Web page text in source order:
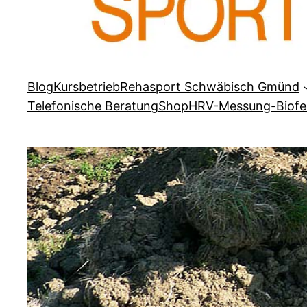
BlogKursbetriebRehasport Schwäbisch Gmünd
Telefonische BeratungShopHRV-Messung-